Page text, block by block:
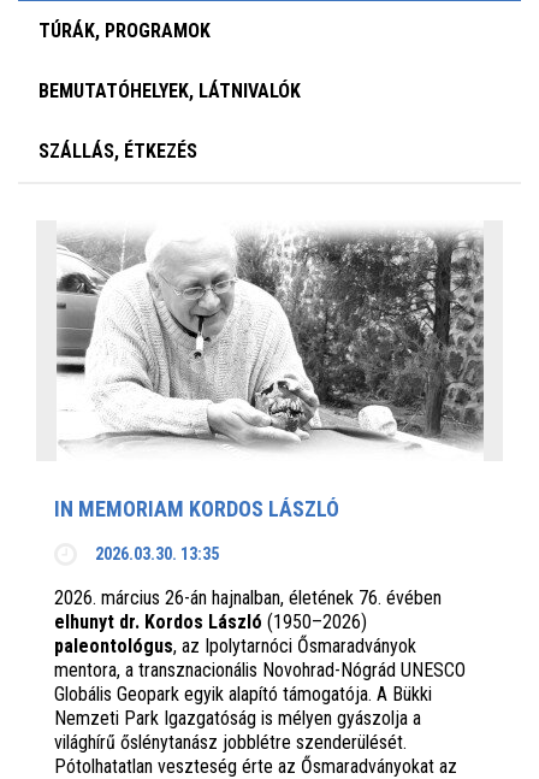
TÚRÁK, PROGRAMOK
BEMUTATÓHELYEK, LÁTNIVALÓK
SZÁLLÁS, ÉTKEZÉS
IN MEMORIAM KORDOS LÁSZLÓ
2026.03.30. 13:35
2026. március 26-án hajnalban, életének 76. évében
elhunyt dr. Kordos László (1950–2026)
paleontológus, az Ipolytarnóci Ősmaradványok
mentora, a transznacionális Novohrad-Nógrád UNESCO
Globális Geopark egyik alapító támogatója. A Bükki
Nemzeti Park Igazgatóság is mélyen gyászolja a
világhírű őslénytanász jobblétre szenderülését.
Pótolhatatlan veszteség érte az Ősmaradványokat az